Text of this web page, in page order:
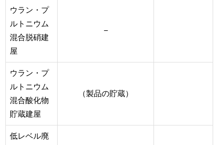
ウラン・プ
ルトニウム
混合脱硝建
屋
−
ウラン・プ
ルトニウム
混合酸化物
貯蔵建屋
（製品の貯蔵）
低レベル廃